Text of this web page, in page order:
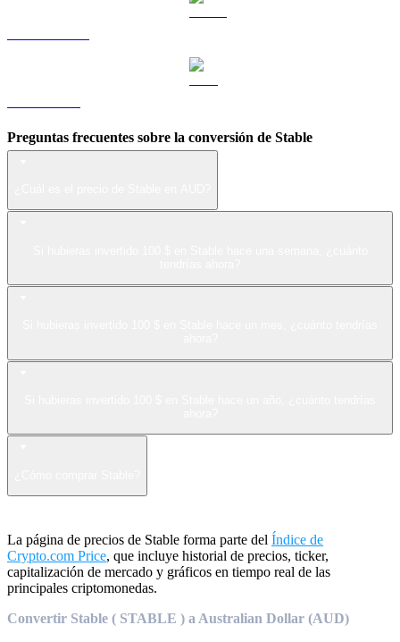
Preguntas frecuentes sobre la conversión de Stable
La página de precios de Stable forma parte del Índice de
Crypto.com Price, que incluye historial de precios, ticker,
capitalización de mercado y gráficos en tiempo real de las
principales criptomonedas.
Convertir Stable ( STABLE ) a Australian Dollar (AUD)